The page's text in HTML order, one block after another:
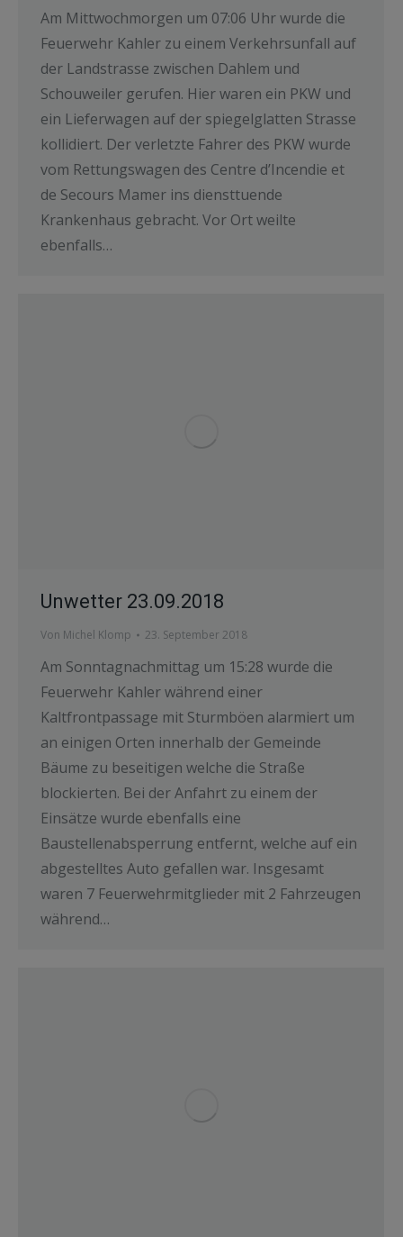
Am Mittwochmorgen um 07:06 Uhr wurde die
Feuerwehr Kahler zu einem Verkehrsunfall auf
der Landstrasse zwischen Dahlem und
Schouweiler gerufen. Hier waren ein PKW und
ein Lieferwagen auf der spiegelglatten Strasse
kollidiert. Der verletzte Fahrer des PKW wurde
vom Rettungswagen des Centre d’Incendie et
de Secours Mamer ins diensttuende
Krankenhaus gebracht. Vor Ort weilte
ebenfalls…
Unwetter 23.09.2018
Von Michel Klomp 23. September 2018
Am Sonntagnachmittag um 15:28 wurde die
Feuerwehr Kahler während einer
Kaltfrontpassage mit Sturmböen alarmiert um
an einigen Orten innerhalb der Gemeinde
Bäume zu beseitigen welche die Straße
blockierten. Bei der Anfahrt zu einem der
Einsätze wurde ebenfalls eine
Baustellenabsperrung entfernt, welche auf ein
abgestelltes Auto gefallen war. Insgesamt
waren 7 Feuerwehrmitglieder mit 2 Fahrzeugen
während…